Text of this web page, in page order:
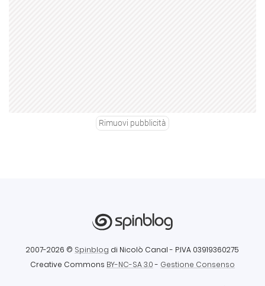
Rimuovi pubblicità
2007-2026 © Spinblog di Nicolò Canal - P.IVA 03919360275
Creative Commons BY-NC-SA 3.0- Gestione Consenso